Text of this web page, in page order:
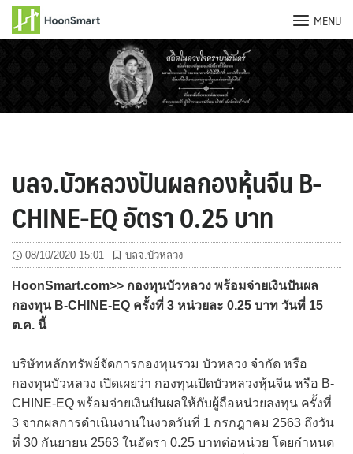
MENU
บลจ.บัวหลวงปันผลกองหุ้นจีน B-
CHINE-EQ อัตรา 0.25 บาท
08/10/2020 15:01 บลจ.บัวหลวง
HoonSmart.com>> กองทุนบัวหลวง พร้อมจ่ายเงินปันผล
กองทุน B-CHINE-EQ ครั้งที่ 3 หน่วยละ 0.25 บาท วันที่ 15
ต.ค. นี้
บริษัทหลักทรัพย์จัดการกองทุนรวม บัวหลวง จำกัด หรือ
กองทุนบัวหลวง เปิดเผยว่า กองทุนเปิดบัวหลวงหุ้นจีน หรือ B-
CHINE-EQ พร้อมจ่ายเงินปันผลให้กับผู้ถือหน่วยลงทุน ครั้งที่
3 จากผลการดำเนินงานในงวดวันที่ 1 กรกฎาคม 2563 ถึงวัน
ที่ 30 กันยายน 2563 ในอัตรา 0.25 บาทต่อหน่วย โดยกำหนด